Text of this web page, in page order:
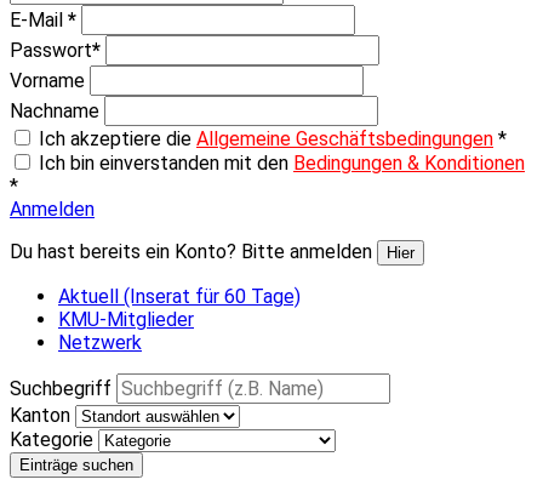
E-Mail *
Passwort*
Vorname
Nachname
Ich akzeptiere die Allgemeine Geschäftsbedingungen *
Ich bin einverstanden mit den Bedingungen & Konditionen
*
Anmelden
Du hast bereits ein Konto? Bitte anmelden
Hier
Aktuell (Inserat für 60 Tage)
KMU-Mitglieder
Netzwerk
Suchbegriff
Kanton
Kategorie
Einträge suchen